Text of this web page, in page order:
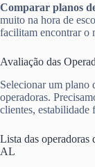
Comparar planos
muito na hora de
facilitam encontrar o
Avaliação das
Selecionar um plano
operadoras.
clientes, estabilidade
Lista das operadoras
AL